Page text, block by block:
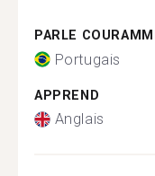
PARLE
Portugais
APPREND
Anglais